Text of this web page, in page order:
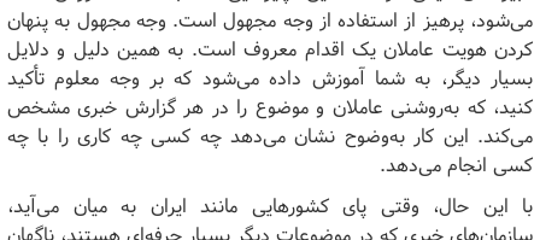
می‌شود، پرهیز از استفاده از وجه مجهول است. وجه مجهول به پنهان
کردن هویت عاملان یک اقدام معروف است. به همین دلیل و دلایل
بسیار دیگر، به شما آموزش داده می‌شود که بر وجه معلوم تأکید
کنید، که به‌روشنی عاملان و موضوع را در هر گزارش خبری مشخص
می‌کند. این کار به‌وضوح نشان می‌دهد چه کسی چه کاری را با چه
کسی انجام می‌دهد.
با این حال، وقتی پای کشورهایی مانند ایران به میان می‌آید،